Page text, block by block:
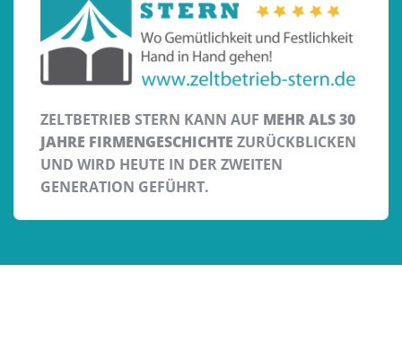
ZELTBETRIEB STERN KANN AUF MEHR ALS 30
JAHRE FIRMENGESCHICHTE ZURÜCKBLICKEN
UND WIRD HEUTE IN DER ZWEITEN
GENERATION GEFÜHRT.